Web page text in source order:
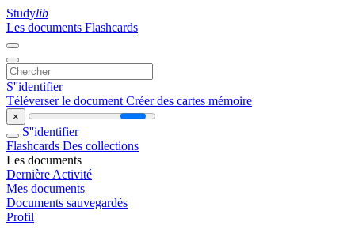
Studylib
Les documents Flashcards
S''identifier
Téléverser le document Créer des cartes mémoire
×
S''identifier
Flashcards Des collections
Les documents
Dernière Activité
Mes documents
Documents sauvegardés
Profil